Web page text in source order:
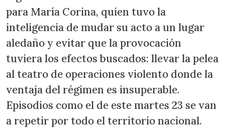
para María Corina, quien tuvo la
inteligencia de mudar su acto a un lugar
aledaño y evitar que la provocación
tuviera los efectos buscados: llevar la pelea
al teatro de operaciones violento donde la
ventaja del régimen es insuperable.
Episodios como el de este martes 23 se van
a repetir por todo el territorio nacional.